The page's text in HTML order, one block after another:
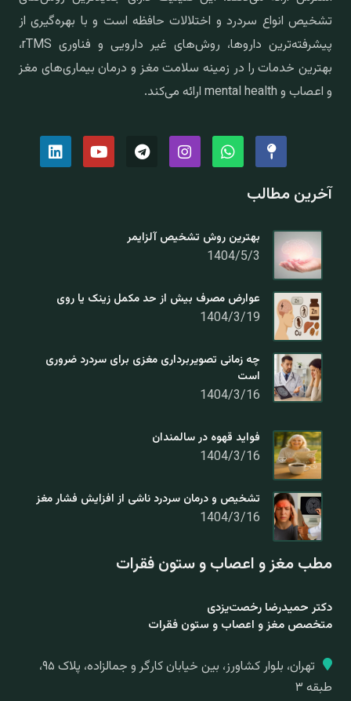
تشخیص انواع سردرد و اختلالات حافظه است و با بهره‌گیری از
پیشرفته‌ترین داروها، روش‌های غیر دارویی و فناوری rTMS،
بهترین خدمات را در زمینه سلامت مغز و درمان بیماری‌های مغز
و اعصاب و mental health ارائه می‌کند.
آخرین مطالب
بهترین روش تشخیص آلزایمر
1404/5/3
عوارض مصرف بیش از حد مکمل زینک یا روی
1404/3/19
چه زمانی تصویربرداری مغزی برای سردرد ضروری
است
1404/3/16
فواید قهوه در سالمندان
1404/3/16
تشخیص و درمان سردرد ناشی از افزایش فشار مغز
1404/3/16
مطب مغز و اعصاب و ستون فقرات
دکتر حمیدرضا رخصت‌یزدی
متخصص مغز و اعصاب و ستون فقرات
تهران، بلوار کشاورز، بین خیابان کارگر و جمالزاده، پلاک ۹۵،
طبقه ۳